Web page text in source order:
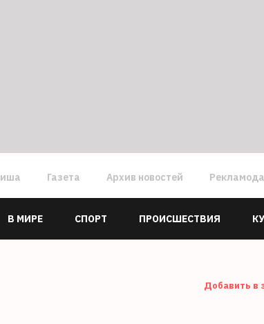
Газета Архив новостей
В МИРЕ СПОРТ ПРОИСШЕСТВИЯ
Добавить в